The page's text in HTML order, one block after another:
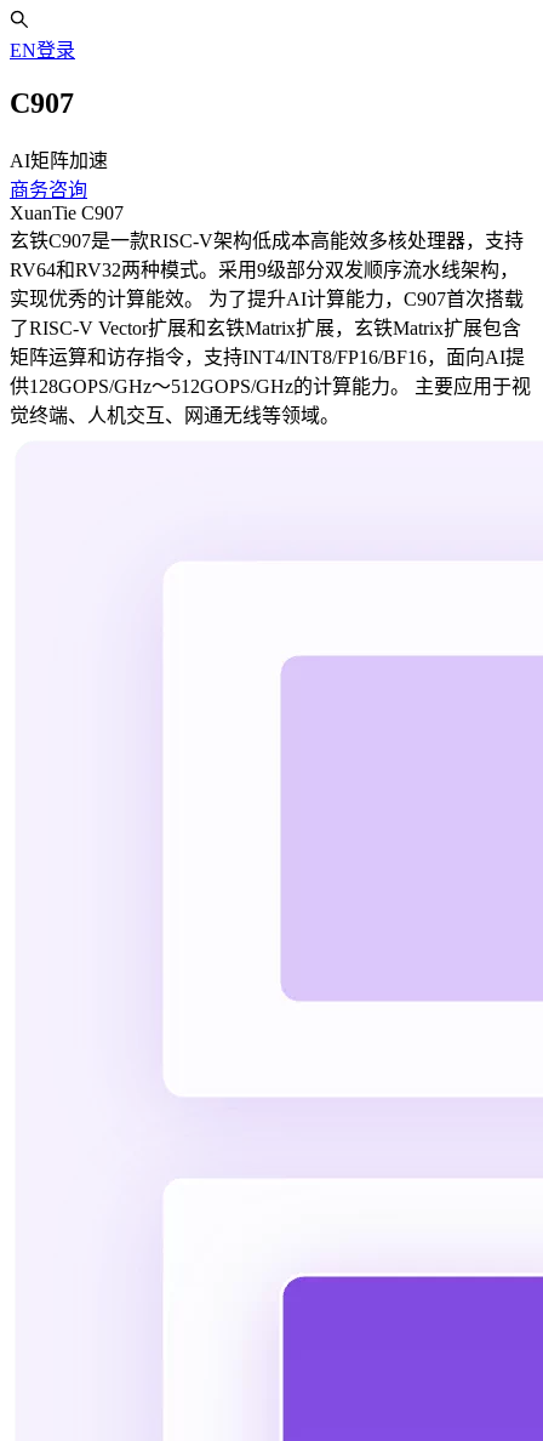
EN登录
C907
AI矩阵加速
商务咨询
XuanTie C907
玄铁C907是一款RISC-V架构低成本高能效多核处理器，支持
RV64和RV32两种模式。采用9级部分双发顺序流水线架构，
实现优秀的计算能效。 为了提升AI计算能力，C907首次搭载
了RISC-V Vector扩展和玄铁Matrix扩展，玄铁Matrix扩展包含
矩阵运算和访存指令，支持INT4/INT8/FP16/BF16，面向AI提
供128GOPS/GHz～512GOPS/GHz的计算能力。 主要应用于视
觉终端、人机交互、网通无线等领域。